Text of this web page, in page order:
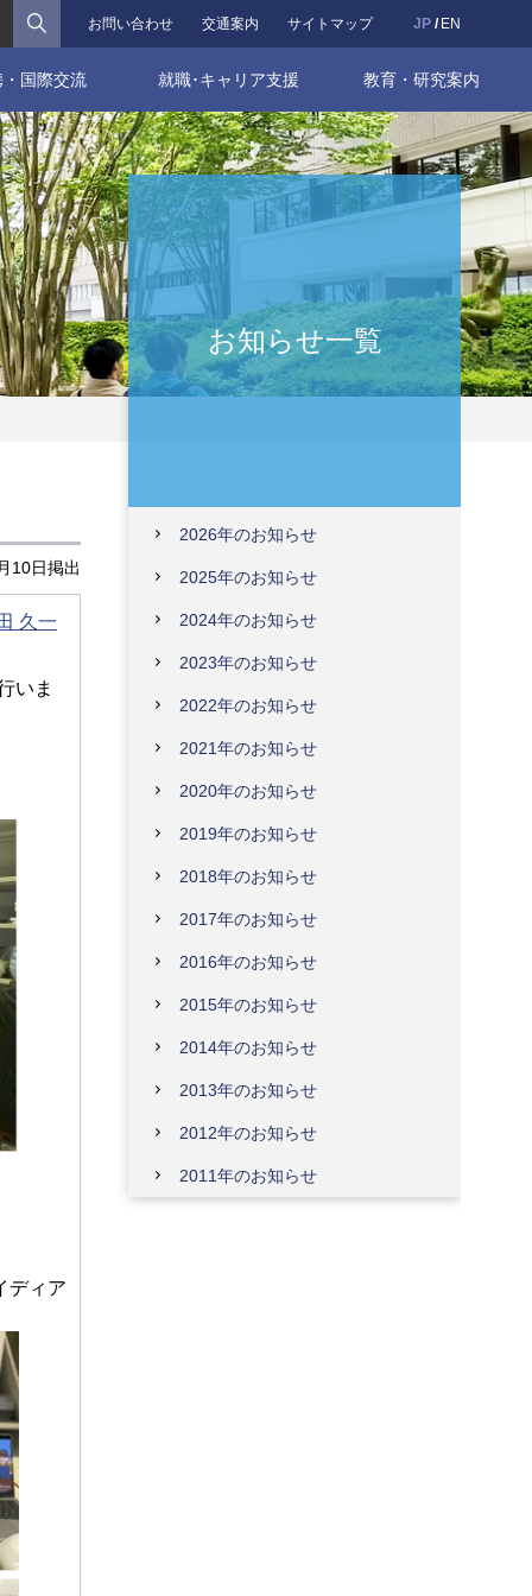
JP EN
お問い合わせ 交通案内 サイトマップ
検索
国際交流 就職･キャリア支援 教育・研究案内
10日掲出
久一
いま
ディア
お知らせ一覧
2026年のお知らせ
2025年のお知らせ
2024年のお知らせ
2023年のお知らせ
2022年のお知らせ
2021年のお知らせ
2020年のお知らせ
2019年のお知らせ
2018年のお知らせ
2017年のお知らせ
2016年のお知らせ
2015年のお知らせ
2014年のお知らせ
2013年のお知らせ
2012年のお知らせ
2011年のお知らせ